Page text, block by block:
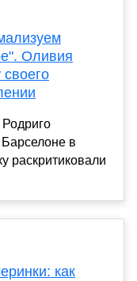
Оливия
своего
в
раскритиковали
как